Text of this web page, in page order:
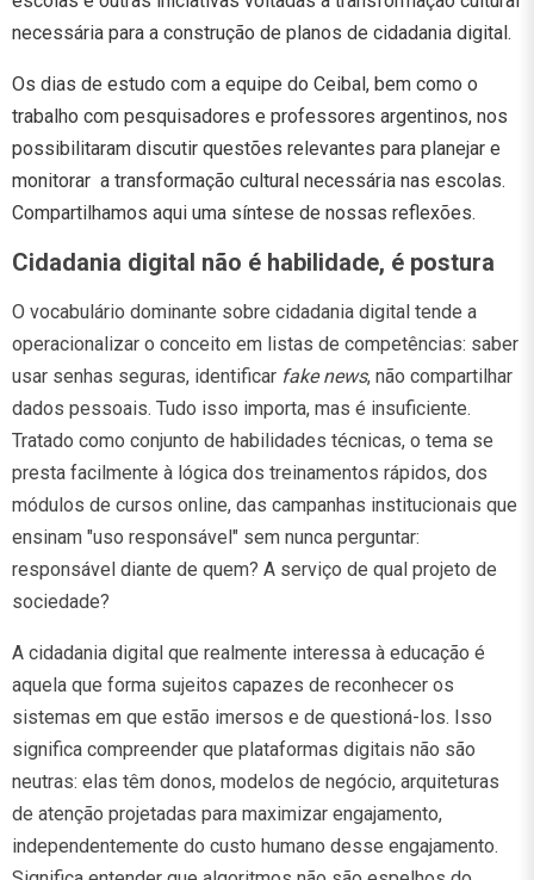
necessária para a construção de planos de cidadania digital.
Os dias de estudo com a equipe do Ceibal, bem como o
trabalho com pesquisadores e professores argentinos, nos
possibilitaram discutir questões relevantes para planejar e
monitorar a transformação cultural necessária nas escolas.
Compartilhamos aqui uma síntese de nossas reflexões.
Cidadania digital não é habilidade, é postura
O vocabulário dominante sobre cidadania digital tende a
operacionalizar o conceito em listas de competências: saber
usar senhas seguras, identificar fake news, não compartilhar
dados pessoais. Tudo isso importa, mas é insuficiente.
Tratado como conjunto de habilidades técnicas, o tema se
presta facilmente à lógica dos treinamentos rápidos, dos
módulos de cursos online, das campanhas institucionais que
ensinam "uso responsável" sem nunca perguntar:
responsável diante de quem? A serviço de qual projeto de
sociedade?
A cidadania digital que realmente interessa à educação é
aquela que forma sujeitos capazes de reconhecer os
sistemas em que estão imersos e de questioná-los. Isso
significa compreender que plataformas digitais não são
neutras: elas têm donos, modelos de negócio, arquiteturas
de atenção projetadas para maximizar engajamento,
independentemente do custo humano desse engajamento.